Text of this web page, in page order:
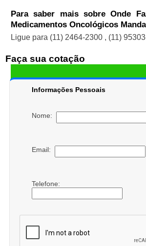
Para saber mais sobre Onde
Medicamentos Oncológicos
Ligue para (11) 2464-2300 , (11)
Faça sua cotação
Informações Pessoais
Nome:
Email:
Telefone: